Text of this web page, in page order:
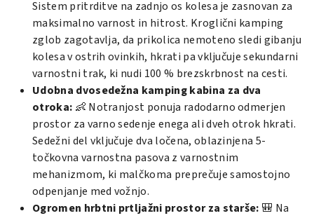
Sistem pritrditve na zadnjo os kolesa je zasnovan za
maksimalno varnost in hitrost. Kroglični kamping
zglob zagotavlja, da prikolica nemoteno sledi gibanju
kolesa v ostrih ovinkih, hkrati pa vključuje sekundarni
varnostni trak, ki nudi 100 % brezskrbnost na cesti.
Udobna dvosedežna kamping kabina za dva
otroka: 👶 Notranjost ponuja radodarno odmerjen
prostor za varno sedenje enega ali dveh otrok hkrati.
Sedežni del vključuje dva ločena, oblazinjena 5-
točkovna varnostna pasova z varnostnim
mehanizmom, ki malčkoma preprečuje samostojno
odpenjanje med vožnjo.
Ogromen hrbtni prtljažni prostor za starše: 🎒 Na